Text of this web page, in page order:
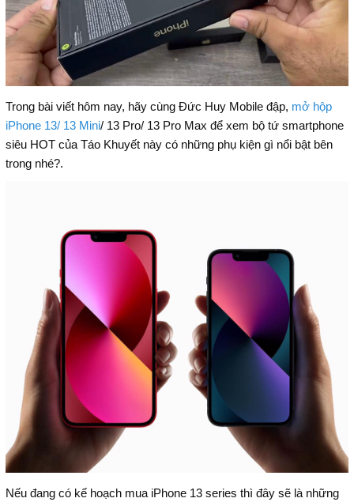
Trong bài viết hôm nay, hãy cùng Đức Huy Mobile đập, mở hộp
iPhone 13/ 13 Mini/ 13 Pro/ 13 Pro Max để xem bộ tứ smartphone
siêu HOT của Táo Khuyết này có những phụ kiện gì nổi bật bên
trong nhé?.
Nếu đang có kế hoạch mua iPhone 13 series thì đây sẽ là những